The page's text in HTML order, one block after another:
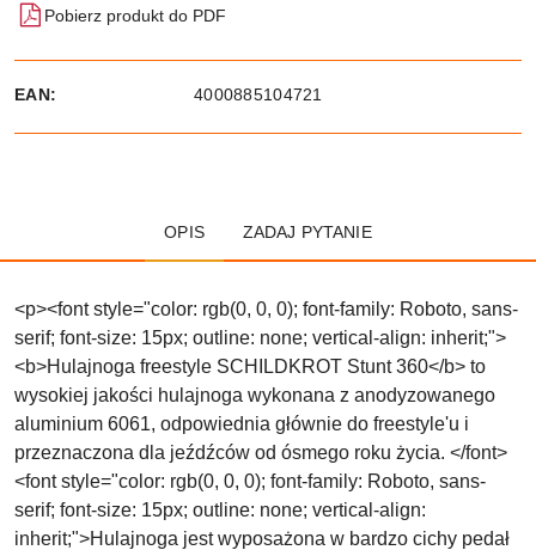
Pobierz produkt do PDF
EAN: 4000885104721
OPIS ZADAJ PYTANIE
<p><font style="color: rgb(0, 0, 0); font-family: Roboto, sans-
serif; font-size: 15px; outline: none; vertical-align: inherit;">
<b>Hulajnoga freestyle SCHILDKROT Stunt 360</b> to
wysokiej jakości hulajnoga wykonana z anodyzowanego
aluminium 6061, odpowiednia głównie do freestyle'u i
przeznaczona dla jeźdźców od ósmego roku życia. </font>
<font style="color: rgb(0, 0, 0); font-family: Roboto, sans-
serif; font-size: 15px; outline: none; vertical-align:
inherit;">Hulajnoga jest wyposażona w bardzo cichy pedał